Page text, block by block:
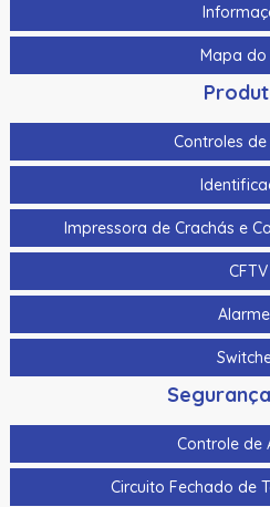
Mapa do
Controles de
Impressora de Crachás e
CFTV
Controle de
Circuito Fechado de